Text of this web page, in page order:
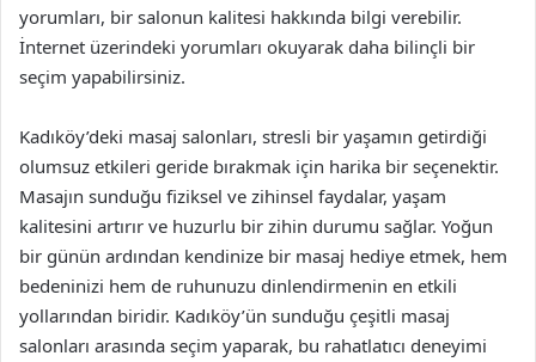
yorumları, bir salonun kalitesi hakkında bilgi verebilir.
İnternet üzerindeki yorumları okuyarak daha bilinçli bir
seçim yapabilirsiniz.
Kadıköy’deki masaj salonları, stresli bir yaşamın getirdiği
olumsuz etkileri geride bırakmak için harika bir seçenektir.
Masajın sunduğu fiziksel ve zihinsel faydalar, yaşam
kalitesini artırır ve huzurlu bir zihin durumu sağlar. Yoğun
bir günün ardından kendinize bir masaj hediye etmek, hem
bedeninizi hem de ruhunuzu dinlendirmenin en etkili
yollarından biridir. Kadıköy’ün sunduğu çeşitli masaj
salonları arasında seçim yaparak, bu rahatlatıcı deneyimi